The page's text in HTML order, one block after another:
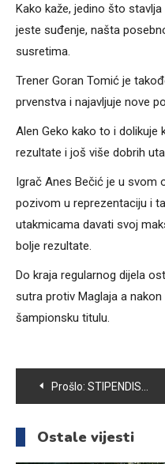
Kako kaže, jedino što
jeste suđenje, našta
susretima.
Trener Goran Tomić je
prvenstva i najavljuje nove
Alen Geko kako to i dolikuje
rezultate i još više dobrih
Igrač Anes Bečić je u svom
pozivom u reprezentaciju i
utakmicama davati svoj
bolje rezultate.
Do kraja regularnog dijela
sutra protiv Maglaja a
šampionsku titulu.
Navigacija
članaka
Prošlo: STIPENDISTI OPĆINE VOGOŠĆA POTPISALI UGOVORE O STIPENDIRANJU
Ostale vijesti